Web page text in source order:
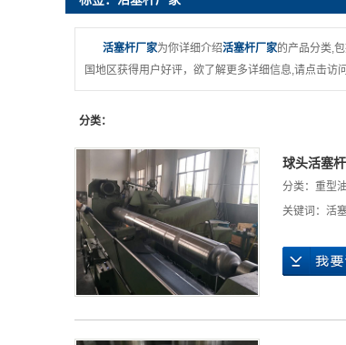
活塞杆厂家为你详细介绍活塞杆厂家的产品分类,
国地区获得用户好评，欲了解更多详细信息,请点击访
分类：
球头活塞杆
分类： 重型
关键词： 活